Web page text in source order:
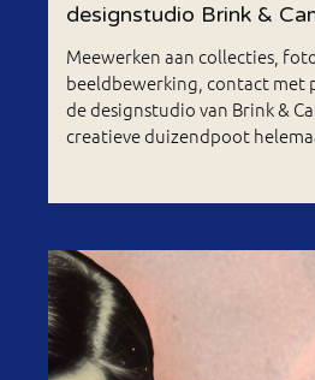
designstudio Brink &
Meewerken aan collecties,
beeldbewerking, contact met
de designstudio van Brink &
creatieve duizendpoot